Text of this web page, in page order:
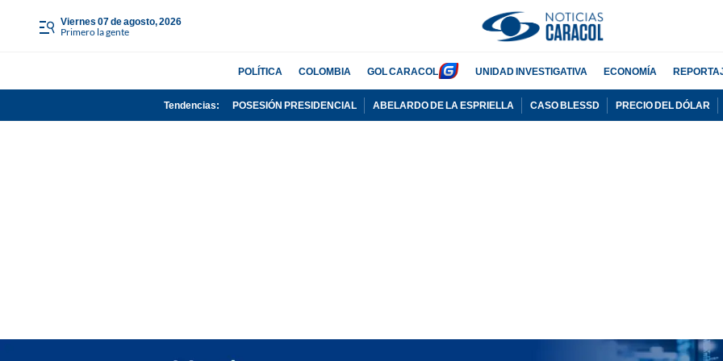
viernes 07 de agosto, 2026
Primero la gente
POLÍTICA COLOMBIA GOL CARACOL UNIDAD INVESTIGATIVA ECONOMÍA
Tendencias: POSESIÓN PRESIDENCIAL ABELARDO DE LA ESPRIELLA CASO BLESSD PRECIO DEL DÓLAR